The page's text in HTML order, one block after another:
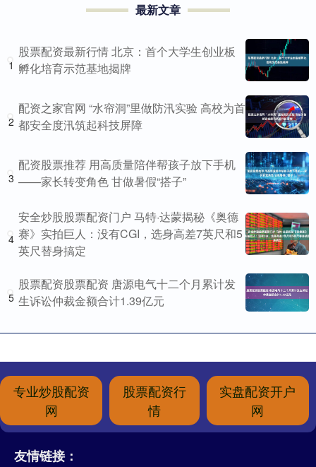
最新文章
1
股票配资最新行情 北京：首个大学生创业板
孵化培育示范基地揭牌
2
配资之家官网 “水帘洞”里做防汛实验 高校为首
都安全度汛筑起科技屏障
3
配资股票推荐 用高质量陪伴帮孩子放下手机
——家长转变角色 甘做暑假“搭子”
4
安全炒股股票配资门户 马特·达蒙揭秘《奥德
赛》实拍巨人：没有CGI，选身高差7英尺和5
英尺替身搞定
5
股票配资股票配资 唐源电气十二个月累计发
生诉讼仲裁金额合计1.39亿元
专业炒股配资
网
股票配资行
情
实盘配资开户
网
友情链接：